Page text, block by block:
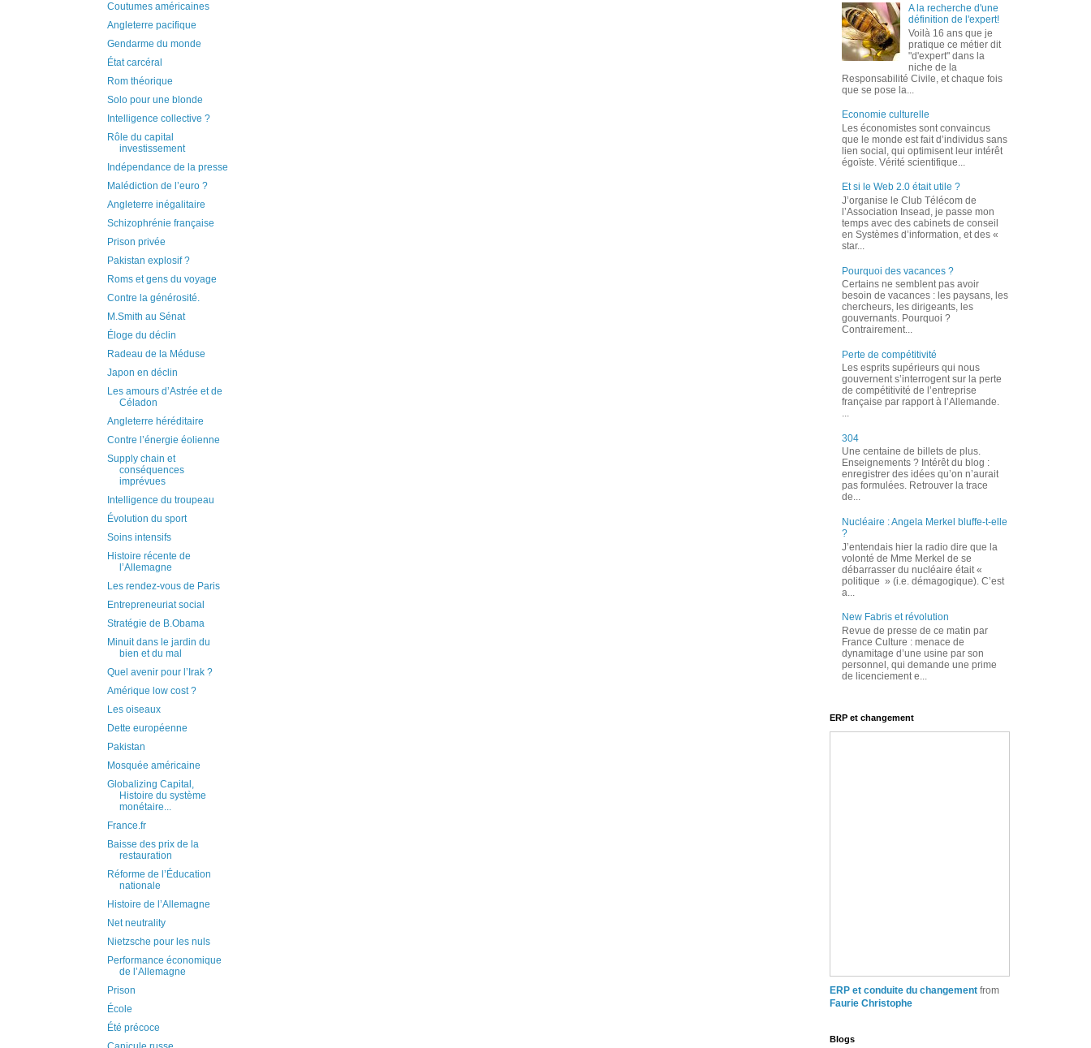
Coutumes américaines
Angleterre pacifique
Gendarme du monde
État carcéral
Rom théorique
Solo pour une blonde
Intelligence collective ?
Rôle du capital
investissement
Indépendance de la presse
Malédiction de l’euro ?
Angleterre inégalitaire
Schizophrénie française
Prison privée
Pakistan explosif ?
Roms et gens du voyage
Contre la générosité.
M.Smith au Sénat
Éloge du déclin
Radeau de la Méduse
Japon en déclin
Les amours d’Astrée et de
Céladon
Angleterre héréditaire
Contre l’énergie éolienne
Supply chain et
conséquences
imprévues
Intelligence du troupeau
Évolution du sport
Soins intensifs
Histoire récente de
l’Allemagne
Les rendez-vous de Paris
Entrepreneuriat social
Stratégie de B.Obama
Minuit dans le jardin du
bien et du mal
Quel avenir pour l’Irak ?
Amérique low cost ?
Les oiseaux
Dette européenne
Pakistan
Mosquée américaine
Globalizing Capital,
Histoire du système
monétaire...
France.fr
Baisse des prix de la
restauration
Réforme de l’Éducation
nationale
Histoire de l’Allemagne
Net neutrality
Nietzsche pour les nuls
Performance économique
de l’Allemagne
Prison
École
Été précoce
A la recherche d'une
définition de l'expert!
Voilà 16 ans que je
pratique ce métier dit
"d'expert" dans la
niche de la
Responsabilité Civile, et chaque fois
que se pose la...
Economie culturelle
Les économistes sont convaincus
que le monde est fait d’individus sans
lien social, qui optimisent leur intérêt
égoïste. Vérité scientifique...
Et si le Web 2.0 était utile ?
J’organise le Club Télécom de
l’Association Insead, je passe mon
temps avec des cabinets de conseil
en Systèmes d’information, et des «
star...
Pourquoi des vacances ?
Certains ne semblent pas avoir
besoin de vacances : les paysans, les
chercheurs, les dirigeants, les
gouvernants. Pourquoi ?
Contrairement...
Perte de compétitivité
Les esprits supérieurs qui nous
gouvernent s’interrogent sur la perte
de compétitivité de l’entreprise
française par rapport à l’Allemande.
...
304
Une centaine de billets de plus.
Enseignements ? Intérêt du blog :
enregistrer des idées qu’on n’aurait
pas formulées. Retrouver la trace
de...
Nucléaire : Angela Merkel bluffe-t-elle
?
J’entendais hier la radio dire que la
volonté de Mme Merkel de se
débarrasser du nucléaire était «
politique » (i.e. démagogique). C’est
a...
New Fabris et révolution
Revue de presse de ce matin par
France Culture : menace de
dynamitage d’une usine par son
personnel, qui demande une prime
de licenciement e...
ERP et changement
ERP et conduite du changement from
Faurie Christophe
Blogs